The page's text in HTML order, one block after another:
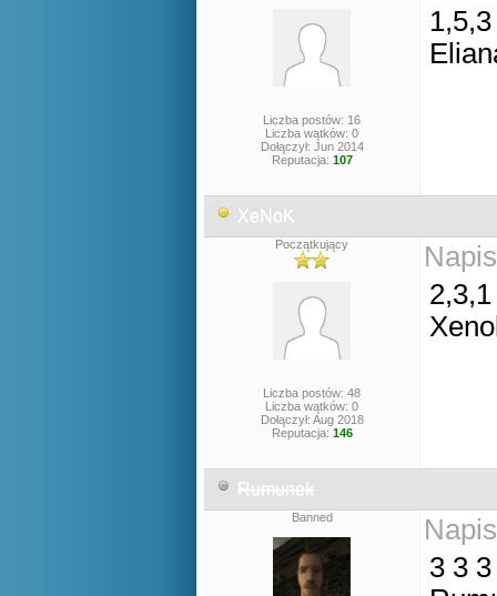
Liczba postów: 16
Liczba wątków: 0
Dołączył: Jun 2014
Reputacja: 107
1,5,3
XeNoK
Początkujący
Liczba postów: 48
Liczba wątków: 0
Dołączył: Aug 2018
Reputacja: 146
2,3,1
Rumunek
Banned
3 3 3